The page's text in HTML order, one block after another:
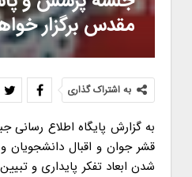
مقدس برگزار
به اشتراک گذاری
به گزارش پایگاه اطلاع رسانی
قشر جوان و اقبال
شدن ابعاد تفکر پایداری و